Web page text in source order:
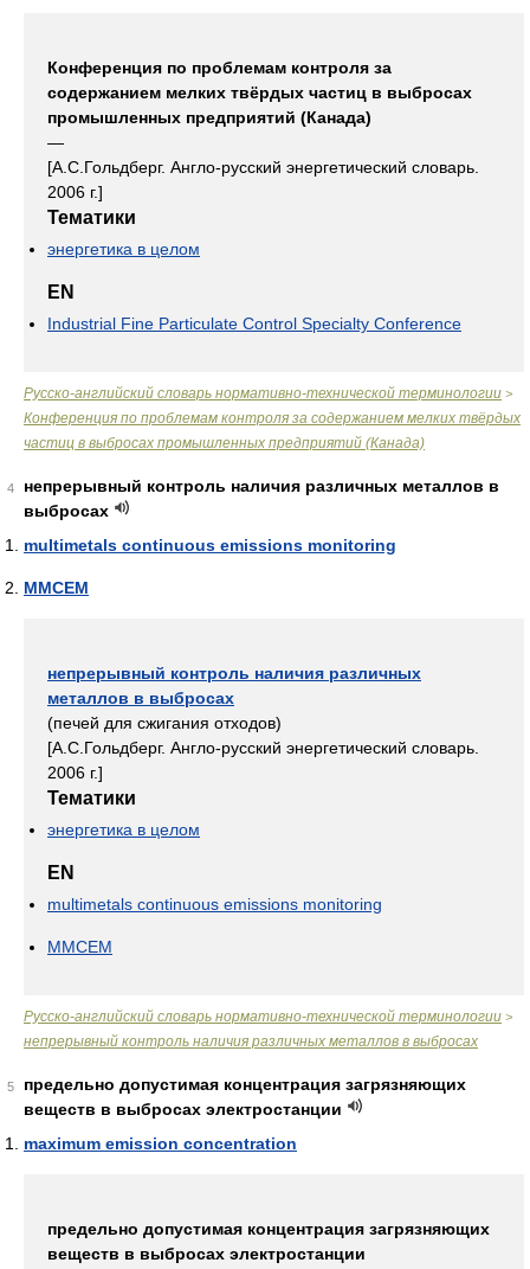
Конференция по проблемам контроля за
содержанием мелких твёрдых частиц в выбросах
промышленных предприятий (Канада)
—
[А.С.Гольдберг. Англо-русский энергетический словарь.
2006 г.]
Тематики
энергетика в целом
EN
Industrial Fine Particulate Control Specialty Conference
Русско-английский словарь нормативно-технической терминологии >
Конференция по проблемам контроля за содержанием мелких твёрдых
частиц в выбросах промышленных предприятий (Канада)
4
непрерывный контроль наличия различных металлов в
выбросах
multimetals continuous emissions monitoring
MMCEM
непрерывный контроль наличия различных
металлов в выбросах
(печей для сжигания отходов)
[А.С.Гольдберг. Англо-русский энергетический словарь.
2006 г.]
Тематики
энергетика в целом
EN
multimetals continuous emissions monitoring
MMCEM
Русско-английский словарь нормативно-технической терминологии >
непрерывный контроль наличия различных металлов в выбросах
5
предельно допустимая концентрация загрязняющих
веществ в выбросах электростанции
maximum emission concentration
предельно допустимая концентрация загрязняющих
веществ в выбросах электростанции